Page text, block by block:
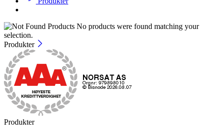
No products were found matching your
selection.
Produkter
Produkter